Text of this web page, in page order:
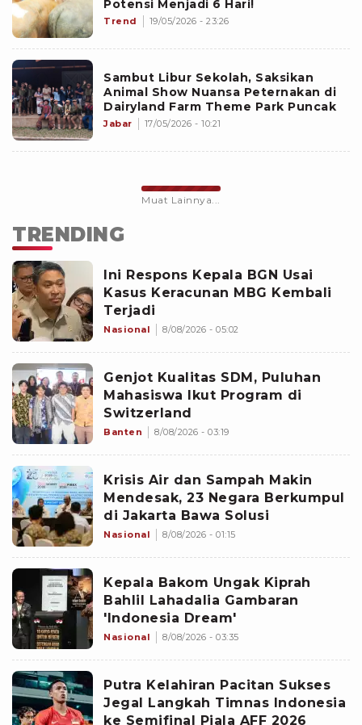
Potensi Menjadi 6 Hari!
Trend 19/05/2026 - 23:26
Sambut Libur Sekolah, Saksikan
Animal Show Nuansa Peternakan di
Dairyland Farm Theme Park Puncak
Jabar 17/05/2026 - 10:21
Muat Lainnya...
TRENDING
Ini Respons Kepala BGN Usai
Kasus Keracunan MBG Kembali
Terjadi
Nasional 8/08/2026 - 05:02
Genjot Kualitas SDM, Puluhan
Mahasiswa Ikut Program di
Switzerland
Banten 8/08/2026 - 03:19
Krisis Air dan Sampah Makin
Mendesak, 23 Negara Berkumpul
di Jakarta Bawa Solusi
Nasional 8/08/2026 - 01:15
Kepala Bakom Ungak Kiprah
Bahlil Lahadalia Gambaran
'Indonesia Dream'
Nasional 8/08/2026 - 03:35
Putra Kelahiran Pacitan Sukses
Jegal Langkah Timnas Indonesia
ke Semifinal Piala AFF 2026